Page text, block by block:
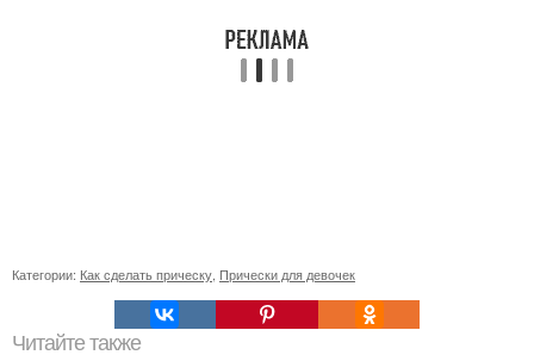
Категории: Как сделать прическу Прически для девочек
Читайте также